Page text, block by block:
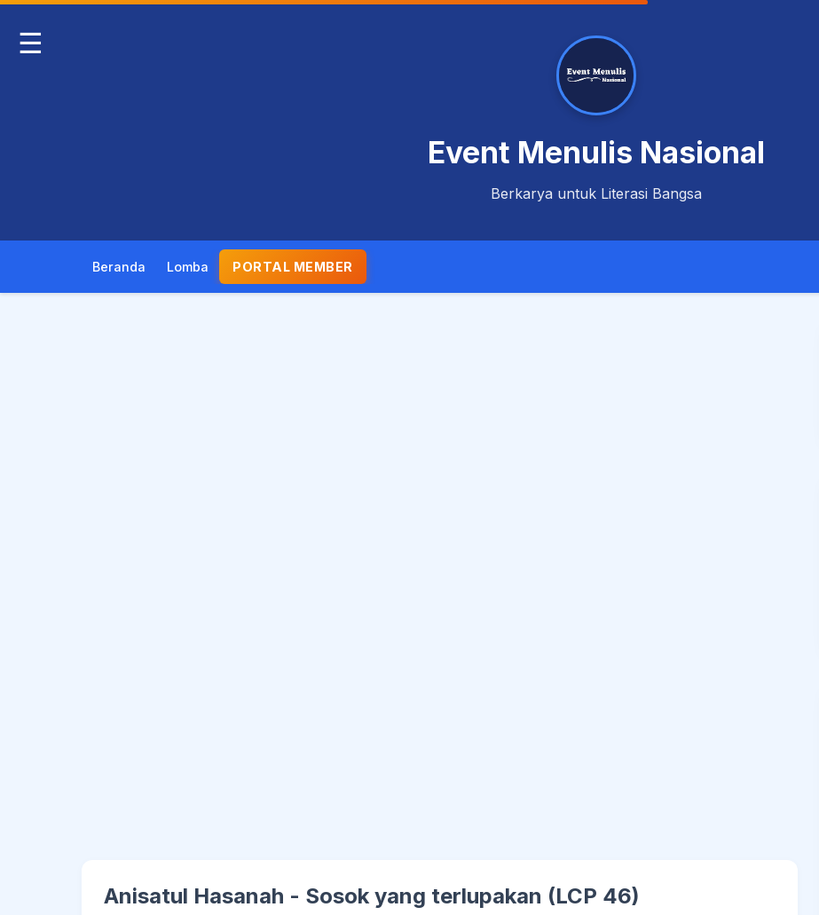
☰
Event Menulis Nasional
Berkarya untuk Literasi Bangsa
Beranda Lomba PORTAL MEMBER
Anisatul Hasanah - Sosok yang terlupakan (LCP 46)